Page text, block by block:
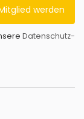
werden
Datenschutz-